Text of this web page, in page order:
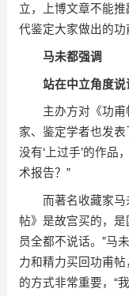
立，上博文章不能
代鉴定大家做出的
马未都强调
站在中立角度说
主办方对《功甫
家、鉴定学者也发
没有‘上过手’的作品
术报告？”
而著名收藏家马
帖》是故宫买的，
员全都不说话。”马
力和精力买回功甫
的方式非常重要，“